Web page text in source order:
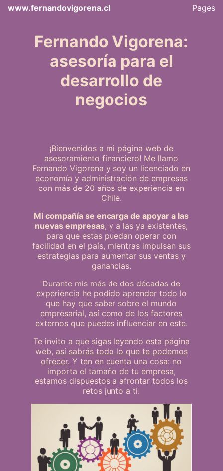
www.fernandovigorena.cl Pages
Fernando Vigorena:
asesoría para el
desarrollo de
negocios
¡Bienvenidos a mi página web de
asesoramiento financiero! Me llamo
Fernando Vigorena y soy un licenciado en
economía y administración de empresas
con más de 20 años de experiencia en
Chile.
Mi compañía se encarga de apoyar a las
nuevas empresas, y a las ya existentes,
para que estas puedan operar con
facilidad en el país, mientras impulsan sus
estrategias para aumentar sus ventas y
ganancias.
Durante mis más de dos décadas de
experiencia he podido aprender todo lo
que hay que saber sobre el mundo
empresarial, así como de los factores
externos que puedes influenciar en este.
Te invito a que sigas leyendo esta página
web, así sabrás todo lo que te podemos
ofrecer. Y ten en cuenta una cosa: no
importa el tamaño de tu empresa,
estamos dispuestos a afrontar todos los
retos junto a ti.